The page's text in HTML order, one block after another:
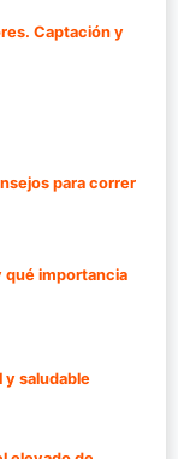
Captación y
para correr
qué importancia
y saludable